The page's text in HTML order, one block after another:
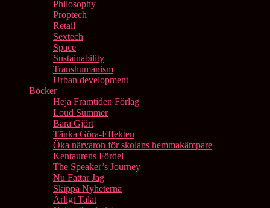
Philosophy
Proptech
Retail
Sextech
Space
Sustainability
Transhumanism
Urban development
Böcker
Heja Framtiden Förlag
Loud Summer
Bara Gjört
Tänka Göra-Effekten
Öka närvaron för skolans hemmakämpare
Kentaurens Fördel
The Speaker’s Journey
Nu Fattar Jag
Skippa Nyheterna
Ärligt Talat